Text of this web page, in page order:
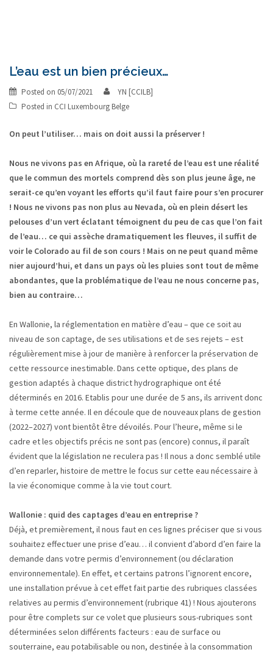
L’eau est un bien précieux…
Posted on 05/07/2021
YN [CCILB]
Posted in CCI Luxembourg Belge
On peut l’utiliser… mais on doit aussi la préserver !
Nous ne vivons pas en Afrique, où la rareté de l’eau est une réalité
que le commun des mortels comprend dès son plus jeune âge, ne
serait-ce qu’en voyant les efforts qu’il faut faire pour s’en procurer
! Nous ne vivons pas non plus au Nevada, où en plein désert les
pelouses d’un vert éclatant témoignent du peu de cas que l’on fait
de l’eau… ce qui assèche dramatiquement les fleuves, il suffit de
voir le Colorado au fil de son cours ! Mais on ne peut quand même
nier aujourd’hui, et dans un pays où les pluies sont tout de même
abondantes, que la problématique de l’eau ne nous concerne pas,
bien au contraire…
En Wallonie, la réglementation en matière d’eau – que ce soit au
niveau de son captage, de ses utilisations et de ses rejets – est
régulièrement mise à jour de manière à renforcer la préservation de
cette ressource inestimable. Dans cette optique, des plans de
gestion adaptés à chaque district hydrographique ont été
déterminés en 2016. Etablis pour une durée de 5 ans, ils arrivent donc
à terme cette année. Il en découle que de nouveaux plans de gestion
(2022–2027) vont bientôt être dévoilés. Pour l’heure, même si le
cadre et les objectifs précis ne sont pas (encore) connus, il paraît
évident que la législation ne reculera pas ! Il nous a donc semblé utile
d’en reparler, histoire de mettre le focus sur cette eau nécessaire à
la vie économique comme à la vie tout court.
Wallonie : quid des captages d’eau en entreprise ?
Déjà, et premièrement, il nous faut en ces lignes préciser que si vous
souhaitez effectuer une prise d’eau… il convient d’abord d’en faire la
demande dans votre permis d’environnement (ou déclaration
environnementale). En effet, et certains patrons l’ignorent encore,
une installation prévue à cet effet fait partie des rubriques classées
relatives au permis d’environnement (rubrique 41) ! Nous ajouterons
pour être complets sur ce volet que plusieurs sous-rubriques sont
déterminées selon différents facteurs : eau de surface ou
souterraine, eau potabilisable ou non, destinée à la consommation